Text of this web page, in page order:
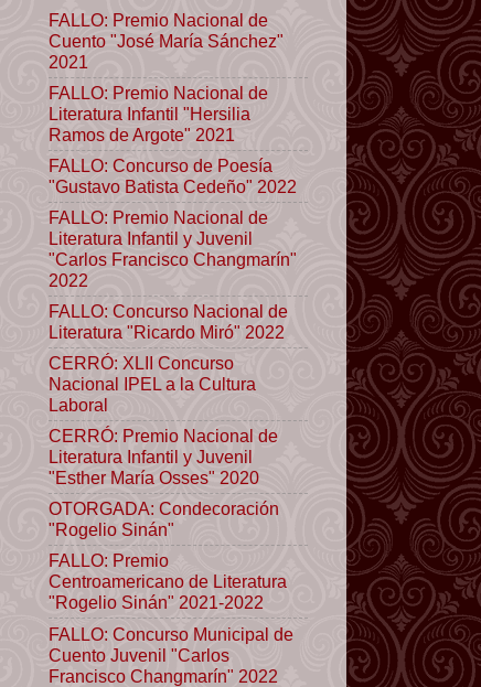
FALLO: Premio Nacional de
Cuento "José María Sánchez"
2021
FALLO: Premio Nacional de
Literatura Infantil "Hersilia
Ramos de Argote" 2021
FALLO: Concurso de Poesía
"Gustavo Batista Cedeño" 2022
FALLO: Premio Nacional de
Literatura Infantil y Juvenil
"Carlos Francisco Changmarín"
2022
FALLO: Concurso Nacional de
Literatura "Ricardo Miró" 2022
CERRÓ: XLII Concurso
Nacional IPEL a la Cultura
Laboral
CERRÓ: Premio Nacional de
Literatura Infantil y Juvenil
"Esther María Osses" 2020
OTORGADA: Condecoración
"Rogelio Sinán"
FALLO: Premio
Centroamericano de Literatura
"Rogelio Sinán" 2021-2022
FALLO: Concurso Municipal de
Cuento Juvenil "Carlos
Francisco Changmarín" 2022